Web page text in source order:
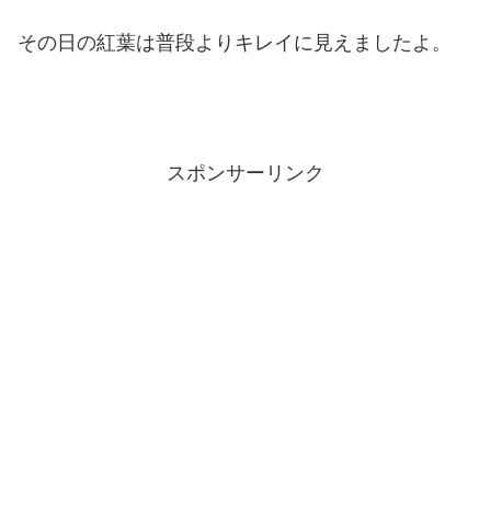
その日の紅葉は普段よりキレイに見えましたよ。
スポンサーリンク